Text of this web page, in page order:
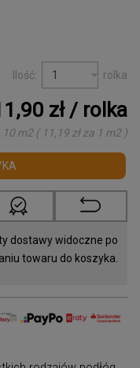
Ilość: rolka
zł/ rolka
10 m2( 11,19 złza 1 m2)
dostawy widoczne po
towaru do koszyka.